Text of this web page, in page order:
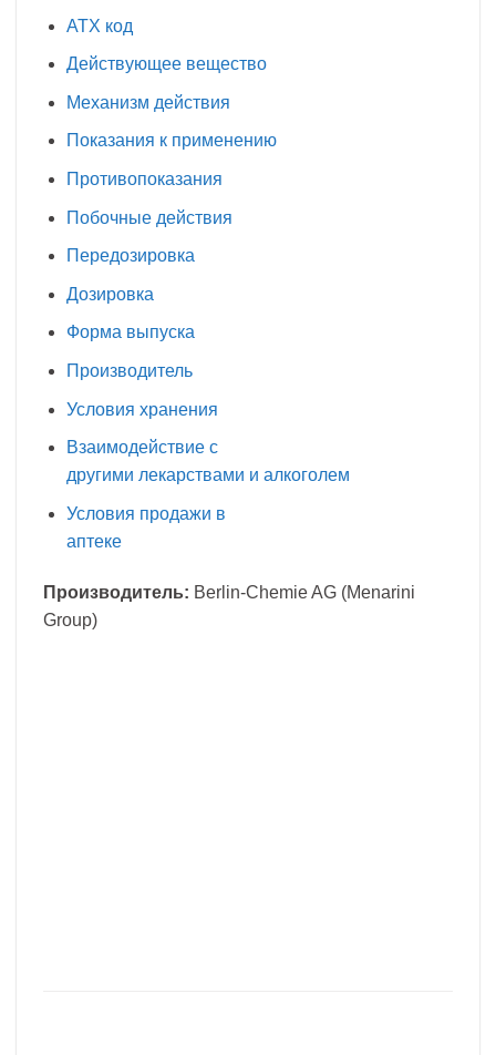
АТХ код
Действующее вещество
Механизм действия
Показания к применению
Противопоказания
Побочные действия
Передозировка
Дозировка
Форма выпуска
Производитель
Условия хранения
Взаимодействие с
другими лекарствами и алкоголем
Условия продажи в
аптеке
Производитель: Berlin-Chemie AG (Menarini
Group)